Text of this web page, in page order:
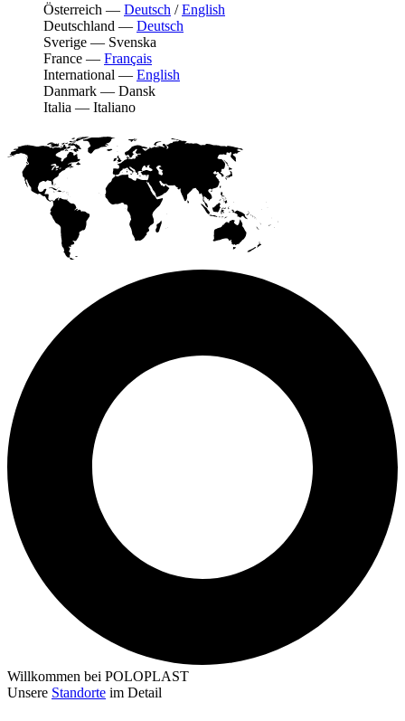
Österreich — Deutsch /English
Deutschland — Deutsch
Sverige — Svenska
France — Français
International — English
Danmark — Dansk
Italia — Italiano
Willkommen bei POLOPLAST
Unsere Standorte im Detail